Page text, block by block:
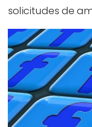
solicitudes de